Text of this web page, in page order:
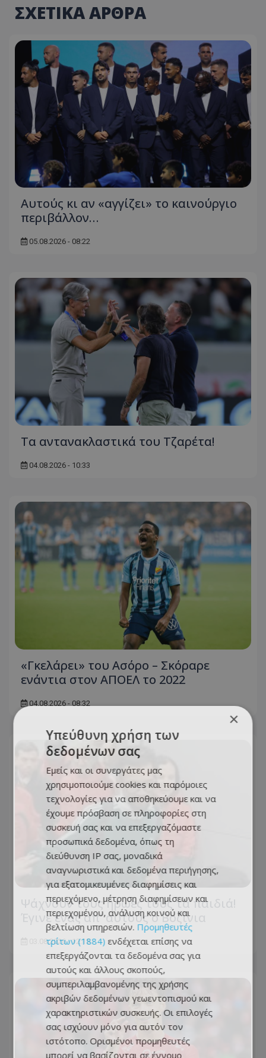
ΣΧΕΤΙΚΑ ΑΡΘΡΑ
Αυτούς κι αν «αγγίζει» το καινούργιο
περιβάλλον…
05.08.2026 - 08:22
Τα αντανακλαστικά του Τζαρέτα!
04.08.2026 - 10:33
«Γκελάρει» του Ασόρο – Σκόραρε
ενάντια στον ΑΠΟΕΛ το 2022
04.08.2026 - 08:32
Ψάχνουν τους ήρωες τους τα παιδιά!
Έγινε ένας απ' αυτούς ο Βοζίνια
03.08.2026 - 12:15
×
Υπεύθυνη χρήση των
δεδομένων σας
Εμείς και οι συνεργάτες μας
χρησιμοποιούμε cookies και παρόμοιες
τεχνολογίες για να αποθηκεύουμε και να
έχουμε πρόσβαση σε πληροφορίες στη
συσκευή σας και να επεξεργαζόμαστε
προσωπικά δεδομένα, όπως τη
διεύθυνση IP σας, μοναδικά
αναγνωριστικά και δεδομένα περιήγησης,
για εξατομικευμένες διαφημίσεις και
περιεχόμενο, μέτρηση διαφημίσεων και
περιεχομένου, ανάλυση κοινού και
βελτίωση υπηρεσιών. Προμηθευτές
τρίτων (1884) ενδέχεται επίσης να
επεξεργάζονται τα δεδομένα σας για
αυτούς και άλλους σκοπούς,
συμπεριλαμβανομένης της χρήσης
ακριβών δεδομένων γεωεντοπισμού και
χαρακτηριστικών συσκευής. Οι επιλογές
σας ισχύουν μόνο για αυτόν τον
ιστότοπο. Ορισμένοι προμηθευτές
μπορεί να βασίζονται σε έννομο